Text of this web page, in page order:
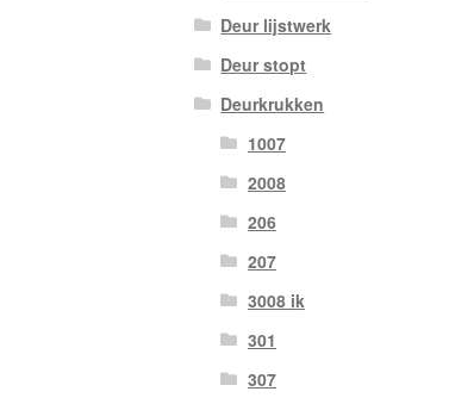
Deur lijstwerk
Deur stopt
Deurkrukken
1007
2008
206
207
3008 ik
301
307